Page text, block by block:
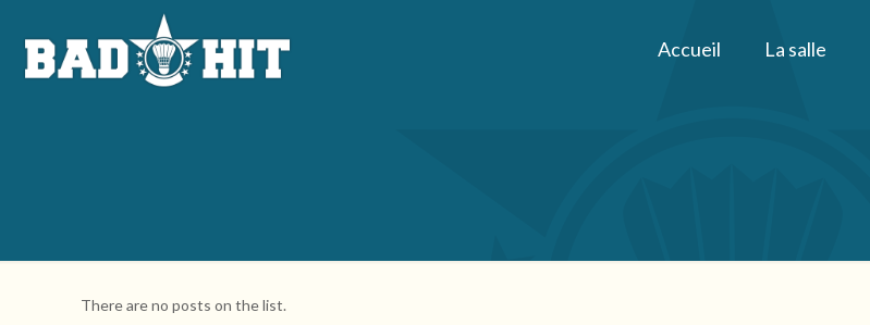
Accueil La salle
There are no posts on the list.